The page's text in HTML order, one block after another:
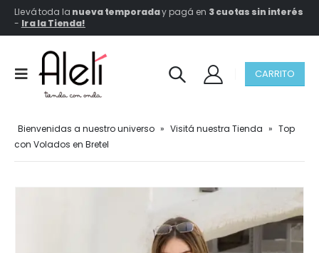
Llevá toda la nueva temporaday pagá en 3 cuotas sin interés
- Ir a la Tienda!
CARRITO
Bienvenidas a nuestro universo » Visitá nuestra Tienda » Top
con Volados en Bretel